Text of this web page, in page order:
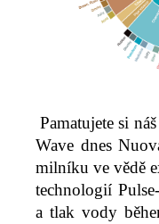
Pamatujete si
Wave dnes
milníku ve vědě
technologií
a tlak vody